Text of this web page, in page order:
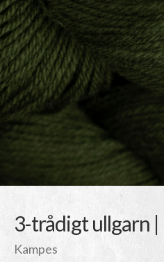
3-trådigt ullgarn
Kampes